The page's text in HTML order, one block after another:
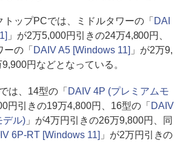
ップPCでは、ミドルタワーの「 DAI
」が2万5,000円引きの24万4,800円、
の「 DAIV A5 [Windows 11] 」が2万9,
円などとなっている。
は、14型の「 DAIV 4P (プレミアムモ
円引きの19万4,800円、16型の「 DAIV
デル)」が4万円引きの26万9,800円、同
6P-RT [Windows 11] 」が2万円引きの